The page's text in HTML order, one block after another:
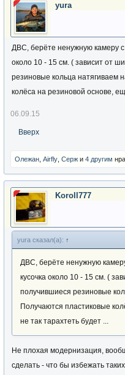
yura
ДВС, берёте ненужную камеру с
около 10 - 15 см. ( зависит от
резиновые кольца натягиваем
колёса на резиновой основе,
06.09.15
Вверх
Олежан Airfly Серж и 4 другим
Koroll777
yura сказал(а): ↑
ДВС, берёте ненужную
кусочка около 10 - 15 см. (
получившиеся резиновые
Получаются пластиковые
не так тарахтеть будет ...
Не плохая модернизация,
сделать - что бы избежать